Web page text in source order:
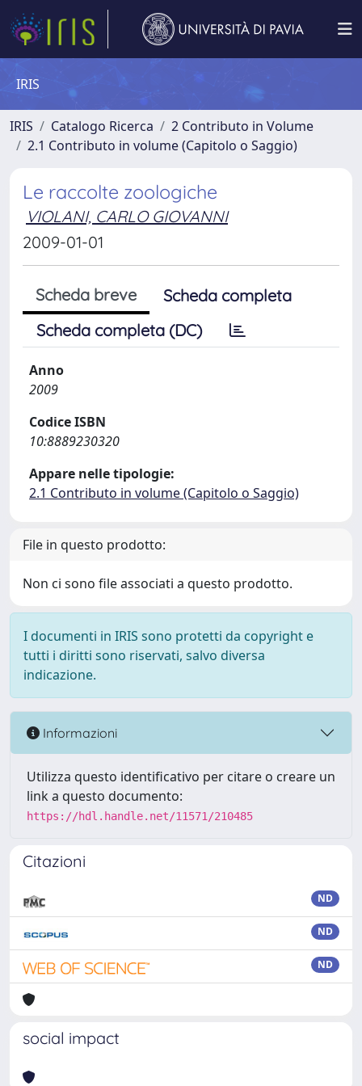
IRIS
IRIS Catalogo Ricerca
2 Contributo in Volume
2.1 Contributo in volume (Capitolo o Saggio)
Le raccolte zoologiche
VIOLANI, CARLO GIOVANNI
2009-01-01
Scheda breve
Scheda completa
Scheda completa (DC)
Anno
2009
Codice ISBN
10:8889230320
Appare nelle tipologie:
2.1 Contributo in volume (Capitolo o Saggio)
File in questo prodotto:
Non ci sono file associati a questo prodotto.
I documenti in IRIS sono protetti da copyright e
tutti i diritti sono riservati, salvo diversa
indicazione.
Informazioni
Utilizza questo identificativo per citare o creare un
link a questo documento:
https://hdl.handle.net/11571/210485
Citazioni
ND
ND
ND
social impact